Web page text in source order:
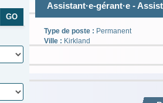
Assistant·e-gérant·e -
Type de poste : Permanent
Ville : Kirkland